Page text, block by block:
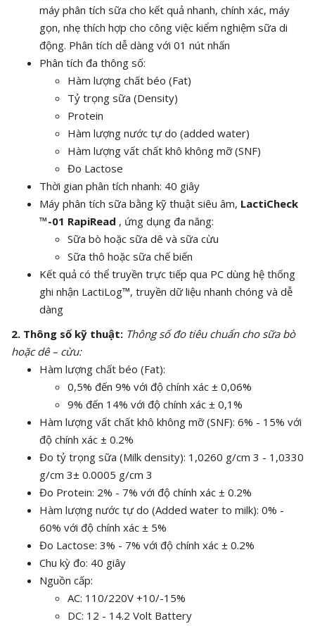
máy phân tích sữa cho kết quả nhanh, chính xác, máy
gọn, nhẹ thích hợp cho công việc kiểm nghiệm sữa di
động. Phân tích dễ dàng với 01 nút nhấn
Phân tích đa thông số:
Hàm lượng chất béo (Fat)
Tỷ trọng sữa (Density)
Protein
Hàm lượng nước tự do (added water)
Hàm lượng vất chất khô không mỡ (SNF)
Đo Lactose
Thời gian phân tích nhanh: 40 giây
Máy phân tích sữa bằng kỹ thuật siêu âm, LactiCheck
™-01 RapiRead , ứng dụng đa năng:
Sữa bò hoặc sữa dê và sữa cừu
Sữa thô hoặc sữa chế biến
Kết quả có thể truyền trực tiếp qua PC dùng hệ thống
ghi nhận LactiLog™, truyền dữ liệu nhanh chóng và dễ
dàng
2. Thông số kỹ thuật: Thông số đo tiêu chuẩn cho sữa bò
hoặc dê – cừu:
Hàm lượng chất béo (Fat):
0,5% đến 9% với độ chính xác ± 0,06%
9% đến 14% với độ chính xác ± 0,1%
Hàm lượng vất chất khô không mỡ (SNF): 6% - 15% với
độ chính xác ± 0.2%
Đo tỷ trọng sữa (Milk density): 1,0260 g/cm 3 - 1,0330
g/cm 3± 0.0005 g/cm 3
Đo Protein: 2% - 7% với độ chính xác ± 0.2%
Hàm lượng nước tự do (Added water to milk): 0% -
60% với độ chính xác ± 5%
Đo Lactose: 3% - 7% với độ chính xác ± 0.2%
Chu kỳ đo: 40 giây
Nguồn cấp:
AC: 110/220V +10/-15%
DC: 12 - 14.2 Volt Battery